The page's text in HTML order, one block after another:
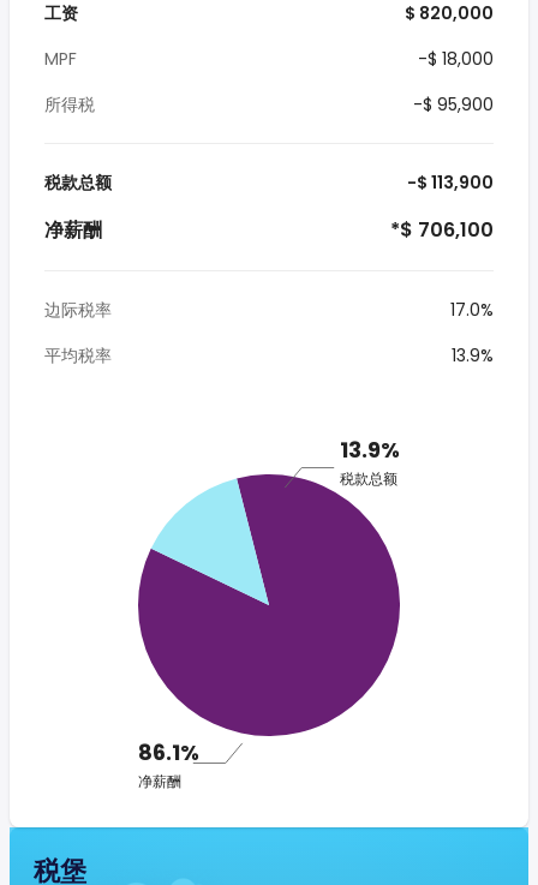
工资
$ 820,000
MPF
-$ 18,000
所得税
-$ 95,900
税款总额 -$ 113,900
净薪酬 *$ 706,100
边际税率
17.0%
平均税率
13.9%
13.9%
税款总额
86.1%
净薪酬
税堡